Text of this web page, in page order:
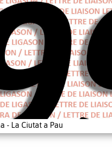
- La Ciutat a Pau